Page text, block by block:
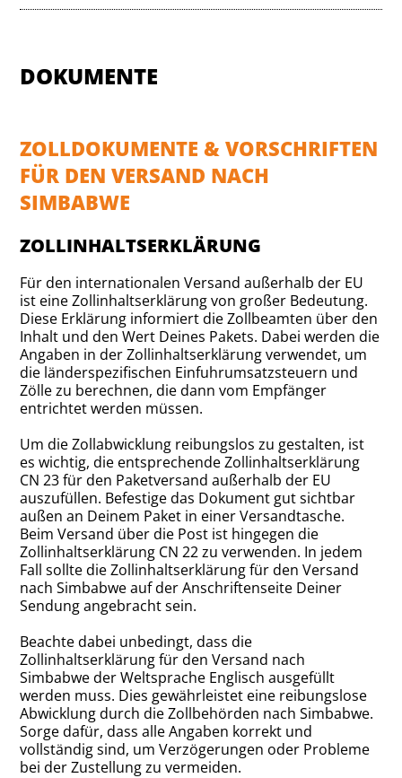
DOKUMENTE
ZOLLDOKUMENTE & VORSCHRIFTEN
FÜR DEN VERSAND NACH
SIMBABWE
ZOLLINHALTSERKLÄRUNG
Für den internationalen Versand außerhalb der EU
ist eine Zollinhaltserklärung von großer Bedeutung.
Diese Erklärung informiert die Zollbeamten über den
Inhalt und den Wert Deines Pakets. Dabei werden die
Angaben in der Zollinhaltserklärung verwendet, um
die länderspezifischen Einfuhrumsatzsteuern und
Zölle zu berechnen, die dann vom Empfänger
entrichtet werden müssen.
Um die Zollabwicklung reibungslos zu gestalten, ist
es wichtig, die entsprechende Zollinhaltserklärung
CN 23 für den Paketversand außerhalb der EU
auszufüllen. Befestige das Dokument gut sichtbar
außen an Deinem Paket in einer Versandtasche.
Beim Versand über die Post ist hingegen die
Zollinhaltserklärung CN 22 zu verwenden. In jedem
Fall sollte die Zollinhaltserklärung für den Versand
nach Simbabwe auf der Anschriftenseite Deiner
Sendung angebracht sein.
Beachte dabei unbedingt, dass die
Zollinhaltserklärung für den Versand nach
Simbabwe der Weltsprache Englisch ausgefüllt
werden muss. Dies gewährleistet eine reibungslose
Abwicklung durch die Zollbehörden nach Simbabwe.
Sorge dafür, dass alle Angaben korrekt und
vollständig sind, um Verzögerungen oder Probleme
bei der Zustellung zu vermeiden.